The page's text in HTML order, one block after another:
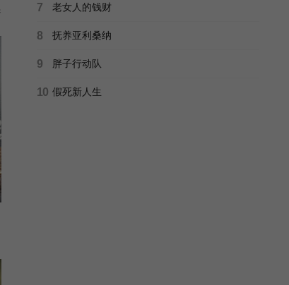
7 老女人的钱财
8 抚养亚利桑纳
9 胖子行动队
10 假死新人生